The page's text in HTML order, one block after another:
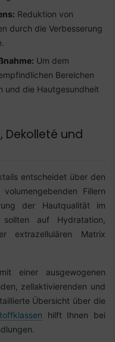
Reduktion von
durch die Verbesserung
Um dem
Bereichen
und die Hautgesundheit
Dekolleté und
entscheidet über den
Fillern
der Hautqualität im
auf Hydratation,
extrazellulären Matrix
einer ausgewogenen
zellaktivierenden und
Übersicht über die
hilft Ihnen bei